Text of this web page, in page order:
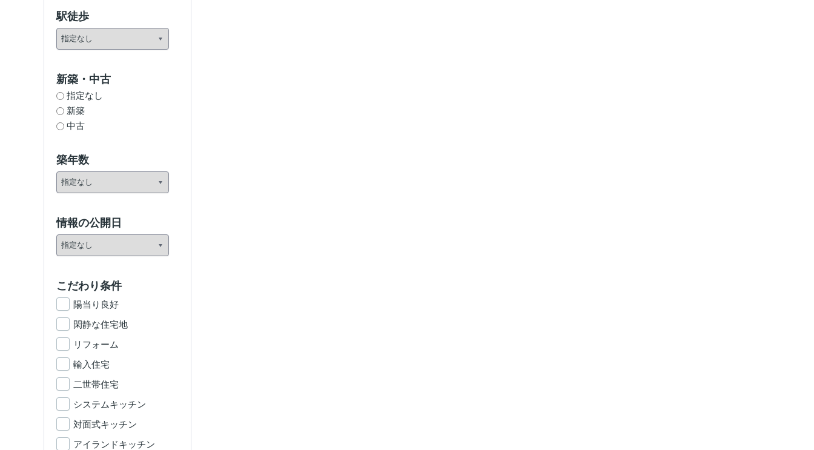
駅徒歩
新築・中古
指定なし
新築
中古
築年数
情報の公開日
こだわり条件
陽当り良好
閑静な住宅地
リフォーム
輸入住宅
二世帯住宅
システムキッチン
対面式キッチン
アイランドキッチン